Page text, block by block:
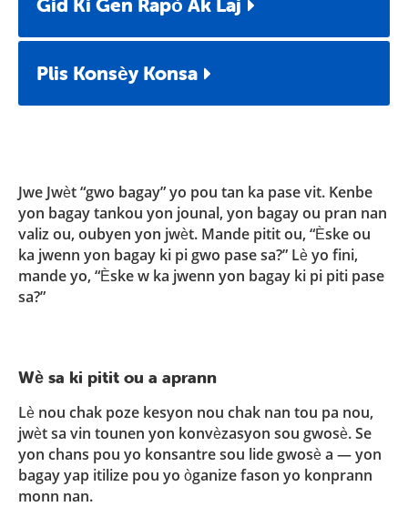
Plis Konsèy Konsa
Jwe Jwèt “gwo bagay” yo pou tan ka pase vit. Kenbe
yon bagay tankou yon jounal, yon bagay ou pran nan
valiz ou, oubyen yon jwèt. Mande pitit ou, “Èske ou
ka jwenn yon bagay ki pi gwo pase sa?” Lè yo fini,
mande yo, “Èske w ka jwenn yon bagay ki pi piti pase
sa?”
Wè sa ki pitit ou a aprann
Lè nou chak poze kesyon nou chak nan tou pa nou,
jwèt sa vin tounen yon konvèzasyon sou gwosè. Se
yon chans pou yo konsantre sou lide gwosè a — yon
bagay yap itilize pou yo òganize fason yo konprann
monn nan.